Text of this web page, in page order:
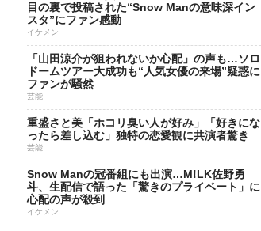
目の裏で投稿された“Snow Manの意味深イン
スタ”にファン感動
イケメン
「山田涼介が狙われないか心配」の声も…ソロ
ドームツアー大成功も“人気女優の来場”疑惑に
ファンが騒然
芸能
重盛さと美「ホコリ臭い人が好み」「好きにな
ったら差し込む」独特の恋愛観に共演者驚き
芸能
Snow Manの冠番組にも出演…M!LK佐野勇
斗、生配信で語った「驚きのプライベート」に
心配の声が殺到
イケメン